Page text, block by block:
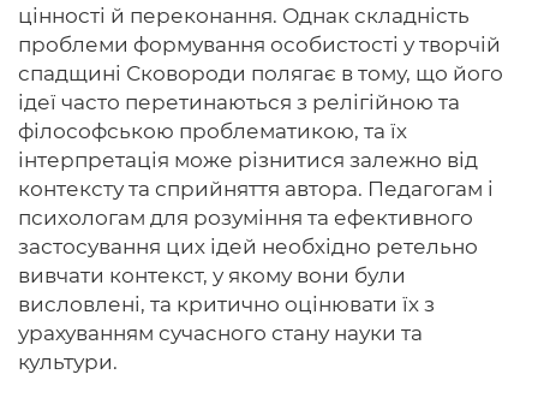
цінності й переконання. Однак складність
проблеми формування особистості у творчій
спадщині Сковороди полягає в тому, що його
ідеї часто перетинаються з релігійною та
філософською проблематикою, та їх
інтерпретація може різнитися залежно від
контексту та сприйняття автора. Педагогам і
психологам для розуміння та ефективного
застосування цих ідей необхідно ретельно
вивчати контекст, у якому вони були
висловлені, та критично оцінювати їх з
урахуванням сучасного стану науки та
культури.